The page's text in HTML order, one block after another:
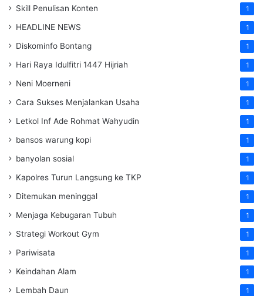
Skill Penulisan Konten 1
HEADLINE NEWS 1
Diskominfo Bontang 1
Hari Raya Idulfitri 1447 Hijriah 1
Neni Moerneni 1
Cara Sukses Menjalankan Usaha 1
Letkol Inf Ade Rohmat Wahyudin 1
bansos warung kopi 1
banyolan sosial 1
Kapolres Turun Langsung ke TKP 1
Ditemukan meninggal 1
Menjaga Kebugaran Tubuh 1
Strategi Workout Gym 1
Pariwisata 1
Keindahan Alam 1
Lembah Daun 1